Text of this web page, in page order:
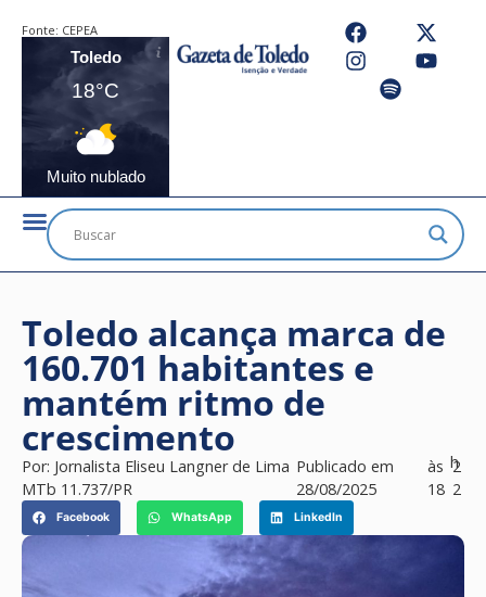
Fonte: CEPEA
Toledo
18°C
Muito nublado
Toledo alcança marca de
160.701 habitantes e
mantém ritmo de
crescimento
Por: Jornalista Eliseu Langner de Lima
MTb 11.737/PR
Publicado em
28/08/2025
às
18
h
2
2
Facebook WhatsApp LinkedIn